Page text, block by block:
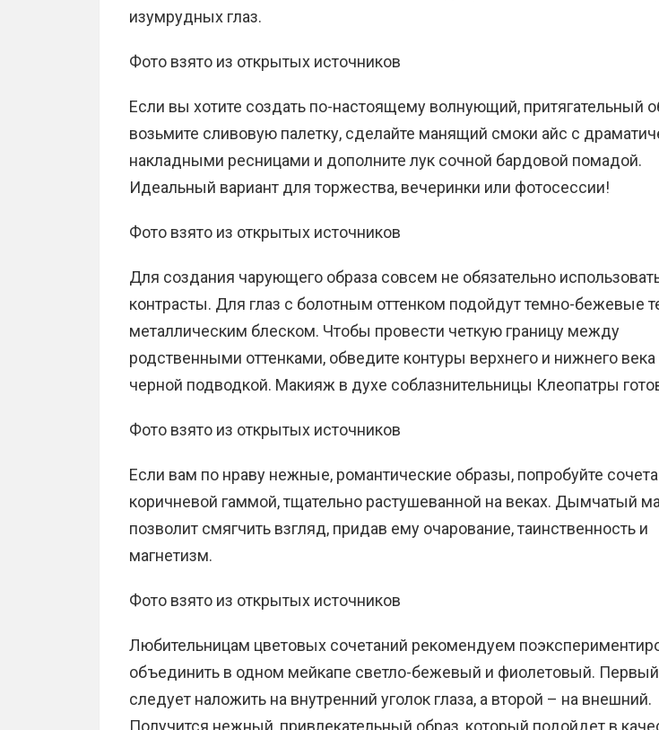
изумрудных глаз.
Фото взято из открытых источников
Если вы хотите создать по-настоящему волнующий, притягательный
возьмите сливовую палетку, сделайте манящий смоки айс с
накладными ресницами и дополните лук сочной бардовой помадой.
Идеальный вариант для торжества, вечеринки или фотосессии!
Фото взято из открытых источников
Для создания чарующего образа совсем не обязательно
контрасты. Для глаз с болотным оттенком подойдут темно-бежевые
металлическим блеском. Чтобы провести четкую границу между
родственными оттенками, обведите контуры верхнего и нижнего
черной подводкой. Макияж в духе соблазнительницы Клеопатры
Фото взято из открытых источников
Если вам по нраву нежные, романтические образы, попробуйте
коричневой гаммой, тщательно растушеванной на веках. Дымчатый
позволит смягчить взгляд, придав ему очарование, таинственность и
магнетизм.
Фото взято из открытых источников
Любительницам цветовых сочетаний рекомендуем
объединить в одном мейкапе светло-бежевый и фиолетовый. Первый
следует наложить на внутренний уголок глаза, а второй – на внешний.
Получится нежный, привлекательный образ, который подойдет в